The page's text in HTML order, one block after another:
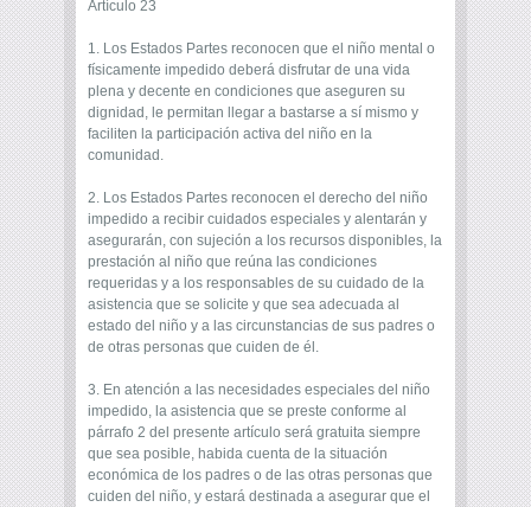
Artículo 23
1. Los Estados Partes reconocen que el niño mental o
físicamente impedido deberá disfrutar de una vida
plena y decente en condiciones que aseguren su
dignidad, le permitan llegar a bastarse a sí mismo y
faciliten la participación activa del niño en la
comunidad.
2. Los Estados Partes reconocen el derecho del niño
impedido a recibir cuidados especiales y alentarán y
asegurarán, con sujeción a los recursos disponibles, la
prestación al niño que reúna las condiciones
requeridas y a los responsables de su cuidado de la
asistencia que se solicite y que sea adecuada al
estado del niño y a las circunstancias de sus padres o
de otras personas que cuiden de él.
3. En atención a las necesidades especiales del niño
impedido, la asistencia que se preste conforme al
párrafo 2 del presente artículo será gratuita siempre
que sea posible, habida cuenta de la situación
económica de los padres o de las otras personas que
cuiden del niño, y estará destinada a asegurar que el